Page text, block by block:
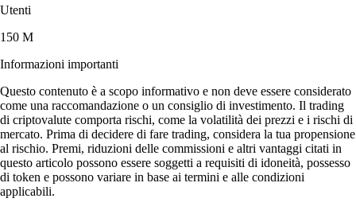
Utenti
150 M
Informazioni importanti
Questo contenuto è a scopo informativo e non deve essere considerato
come una raccomandazione o un consiglio di investimento. Il trading
di criptovalute comporta rischi, come la volatilità dei prezzi e i rischi di
mercato. Prima di decidere di fare trading, considera la tua propensione
al rischio. Premi, riduzioni delle commissioni e altri vantaggi citati in
questo articolo possono essere soggetti a requisiti di idoneità, possesso
di token e possono variare in base ai termini e alle condizioni
applicabili.